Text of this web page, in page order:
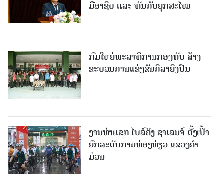
ມືອາຊີບ ແລະ ທັນກັບຍຸກສະໄໝ
ກົມໃຫຍ່ພະລາທິການກອງທັບ ສ້າງ
ຂະບວນການແຂ່ງຂັນກິລາຍິງປືນ
ງານທ່າແຂກ ໄບລ໌ຄິງ ຊາເລນຈ໌ ຕັ້ງເປົ້າ
ຍົກລະດັບການທ່ອງທ່ຽວ ແຂວງຄໍາ
ມ່ວນ